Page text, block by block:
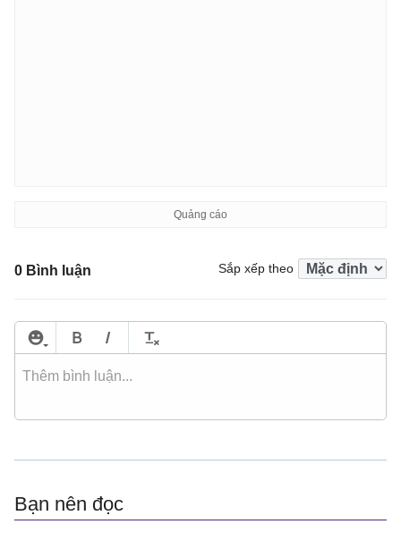
0 Bình luận Sắp xếp theo
Bạn nên đọc